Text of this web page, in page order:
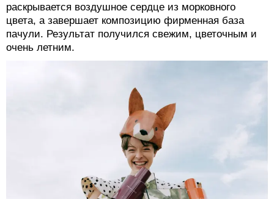
раскрывается воздушное сердце из морковного
цвета, а завершает композицию фирменная база
пачули. Результат получился свежим, цветочным и
очень летним.